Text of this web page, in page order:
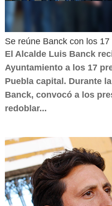
Se reúne Banck con los
El Alcalde Luis Banck
Ayuntamiento a los 17
Puebla capital. Durante
Banck, convocó a los
redoblar...